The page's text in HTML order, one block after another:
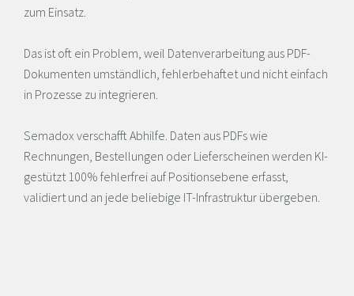
zum Einsatz.
Das ist oft ein Problem, weil Datenverarbeitung aus PDF-
Dokumenten umständlich, fehlerbehaftet und nicht einfach
in Prozesse zu integrieren.
Semadox verschafft Abhilfe. Daten aus PDFs wie
Rechnungen, Bestellungen oder Lieferscheinen werden KI-
gestützt 100% fehlerfrei auf Positionsebene erfasst,
validiert und an jede beliebige IT-Infrastruktur übergeben.